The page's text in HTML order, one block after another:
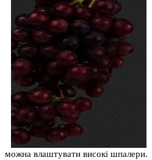
можна влаштувати високі шпалери.